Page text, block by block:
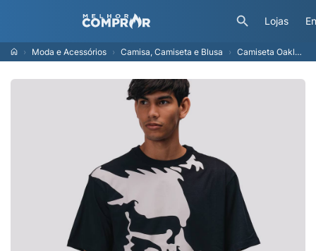
Lojas
Moda e Acessórios Camisa, Camiseta e Blusa Camiseta Oakley Skull Iconic Preta